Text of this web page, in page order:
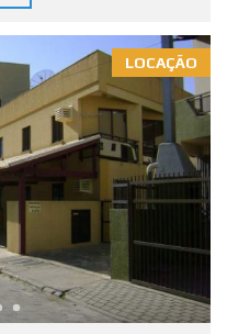
LOCAÇÃO